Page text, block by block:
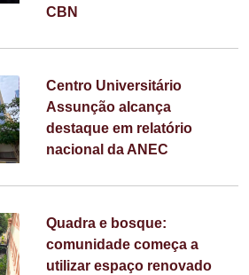
CBN
Centro Universitário
Assunção alcança
destaque em relatório
nacional da ANEC
Quadra e bosque:
comunidade começa a
utilizar espaço renovado